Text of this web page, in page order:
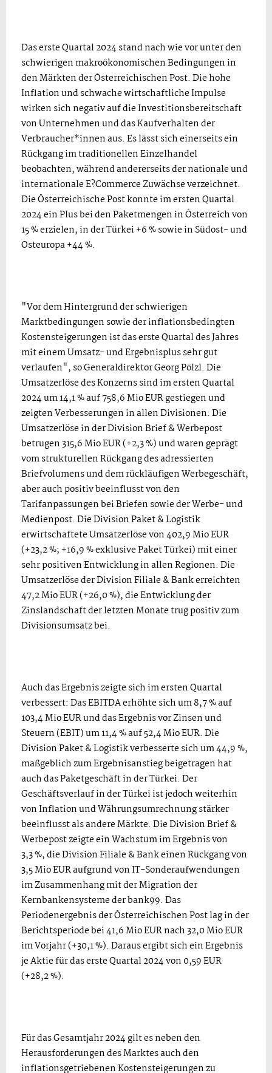
Das erste Quartal 2024 stand nach wie vor unter den
schwierigen makroökonomischen Bedingungen in
den Märkten der Österreichischen Post. Die hohe
Inflation und schwache wirtschaftliche Impulse
wirken sich negativ auf die Investitionsbereitschaft
von Unternehmen und das Kaufverhalten der
Verbraucher*innen aus. Es lässt sich einerseits ein
Rückgang im traditionellen Einzelhandel
beobachten, während andererseits der nationale und
internationale E?Commerce Zuwächse verzeichnet.
Die Österreichische Post konnte im ersten Quartal
2024 ein Plus bei den Paketmengen in Österreich von
15 % erzielen, in der Türkei +6 % sowie in Südost- und
Osteuropa +44 %.
"Vor dem Hintergrund der schwierigen
Marktbedingungen sowie der inflationsbedingten
Kostensteigerungen ist das erste Quartal des Jahres
mit einem Umsatz- und Ergebnisplus sehr gut
verlaufen", so Generaldirektor Georg Pölzl. Die
Umsatzerlöse des Konzerns sind im ersten Quartal
2024 um 14,1 % auf 758,6 Mio EUR gestiegen und
zeigten Verbesserungen in allen Divisionen: Die
Umsatzerlöse in der Division Brief & Werbepost
betrugen 315,6 Mio EUR (+2,3 %) und waren geprägt
vom strukturellen Rückgang des adressierten
Briefvolumens und dem rückläufigen Werbegeschäft,
aber auch positiv beeinflusst von den
Tarifanpassungen bei Briefen sowie der Werbe- und
Medienpost. Die Division Paket & Logistik
erwirtschaftete Umsatzerlöse von 402,9 Mio EUR
(+23,2 %; +16,9 % exklusive Paket Türkei) mit einer
sehr positiven Entwicklung in allen Regionen. Die
Umsatzerlöse der Division Filiale & Bank erreichten
47,2 Mio EUR (+26,0 %), die Entwicklung der
Zinslandschaft der letzten Monate trug positiv zum
Divisionsumsatz bei.
Auch das Ergebnis zeigte sich im ersten Quartal
verbessert: Das EBITDA erhöhte sich um 8,7 % auf
103,4 Mio EUR und das Ergebnis vor Zinsen und
Steuern (EBIT) um 11,4 % auf 52,4 Mio EUR. Die
Division Paket & Logistik verbesserte sich um 44,9 %,
maßgeblich zum Ergebnisanstieg beigetragen hat
auch das Paketgeschäft in der Türkei. Der
Geschäftsverlauf in der Türkei ist jedoch weiterhin
von Inflation und Währungsumrechnung stärker
beeinflusst als andere Märkte. Die Division Brief &
Werbepost zeigte ein Wachstum im Ergebnis von
3,3 %, die Division Filiale & Bank einen Rückgang von
3,5 Mio EUR aufgrund von IT-Sonderaufwendungen
im Zusammenhang mit der Migration der
Kernbankensysteme der bank99. Das
Periodenergebnis der Österreichischen Post lag in der
Berichtsperiode bei 41,6 Mio EUR nach 32,0 Mio EUR
im Vorjahr (+30,1 %). Daraus ergibt sich ein Ergebnis
je Aktie für das erste Quartal 2024 von 0,59 EUR
(+28,2 %).
Für das Gesamtjahr 2024 gilt es neben den
Herausforderungen des Marktes auch den
inflationsgetriebenen Kostensteigerungen zu